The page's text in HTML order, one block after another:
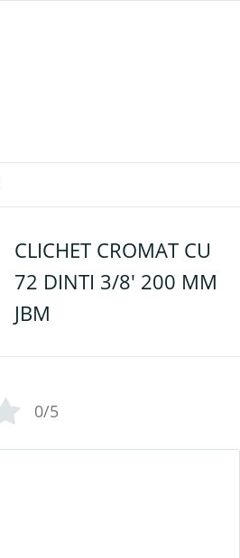
CLICHET CROMAT CU
72 DINTI 3/8' 200 MM
JBM
0/5